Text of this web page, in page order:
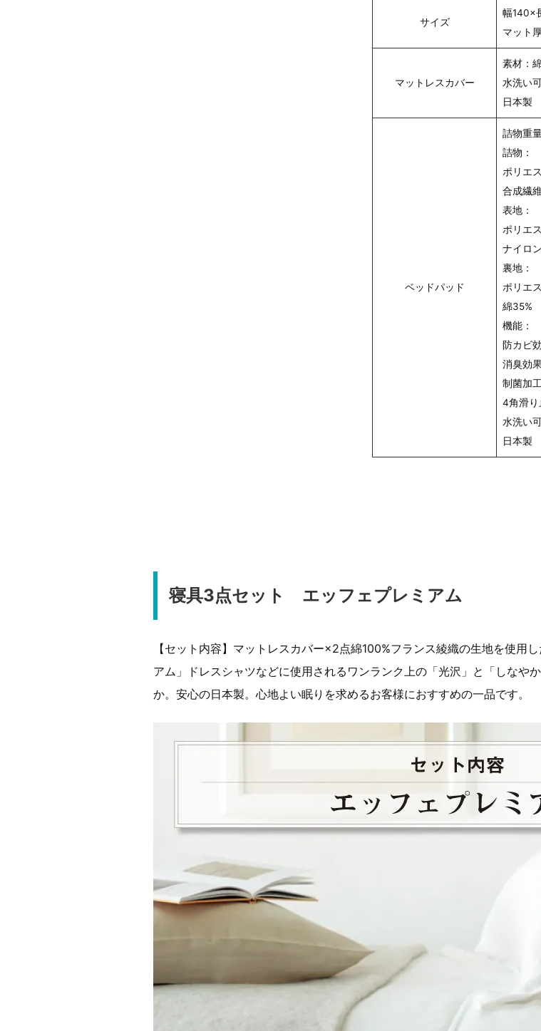
サイズ
幅140×
マット
マットレスカバー
素材：
水洗い
日本製
ベッドパッド
詰物重
詰物：
ポリエ
合成繊
表地：
ポリエ
ナイロ
裏地：
ポリエ
綿35%
機能：
防カビ
消臭効
制菌加工
4角滑り
水洗い
日本製
寝具3点セット エッフェプレミアム
【セット内容】マットレスカバー×2点綿100%フランス綾織の生地を使用
アム」ドレスシャツなどに使用されるワンランク上の「光沢」と「しなや
か。安心の日本製。心地よい眠りを求めるお客様におすすめの一品です。